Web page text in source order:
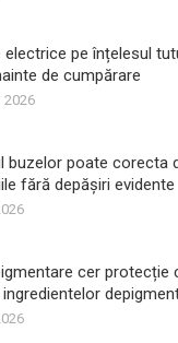
electrice pe înțelesul
de cumpărare
2026
buzelor poate corecta
fără depășiri evidente
cer protecție